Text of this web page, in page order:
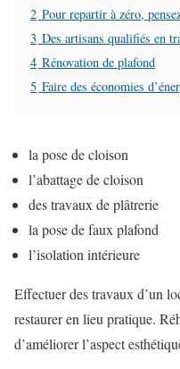
2 Pour repartir à zéro,
3 Des artisans qualifiés en
4 Rénovation de plafond
5 Faire des économies
la pose de cloison
l’abattage de cloison
des travaux de plâtrerie
la pose de faux plafond
l’isolation intérieure
Effectuer des travaux d’un
restaurer en lieu pratique.
d’améliorer l’aspect